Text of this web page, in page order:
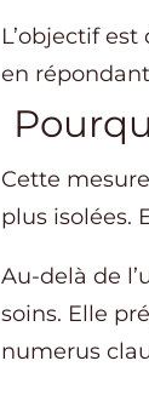
L’objectif
en
Cette
plus isolées.
Au-delà de
soins. Elle
numerus